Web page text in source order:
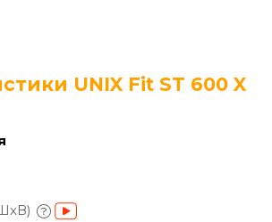
UNIX Fit ST 600 X